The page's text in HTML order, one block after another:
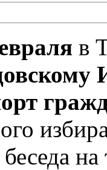
в
беседа